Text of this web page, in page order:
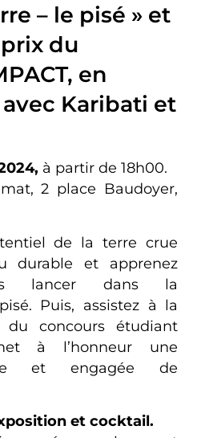
– le pisé » et
du
en
Karibati et
à partir de 18h00.
2 place Baudoyer,
de la terre crue
durable et apprenez
lancer dans la
Puis, assistez à la
concours étudiant
à l’honneur une
et engagée de
et cocktail.